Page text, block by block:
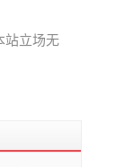
站立场无